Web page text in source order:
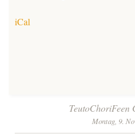
TeutoChoriFeen Einblicke
TeutoMusiKids-Termine
iCal
Beitrags-
TeutoChoriFeen
Montag, 9.